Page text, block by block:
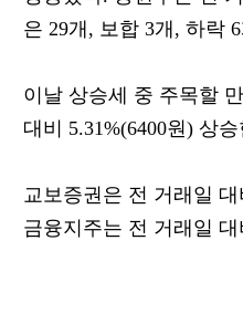
은 29개, 보합 3개, 하락
이날 상승세 중 주목할
대비 5.31%(6400원) 상
교보증권은 전 거래일
금융지주는 전 거래일